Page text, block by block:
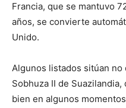
Francia, que se mantuvo
años, se convierte
Unido.
Algunos listados sitúan
Sobhuza II de
bien en algunos